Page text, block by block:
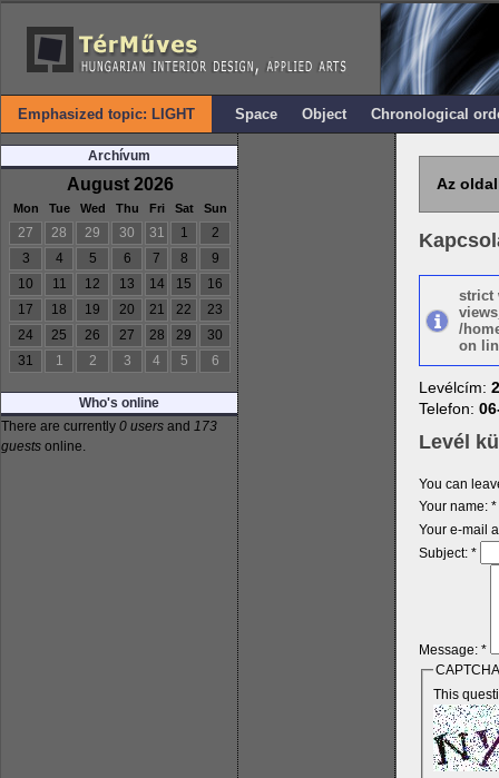
Emphasized topic: LIGHT Space Object Chronological
Archívum
August 2026
Mon Tue Wed Thu Fri Sat Sun
27 28 29 30 31 1
2
3
4 5 6 7 8
9
10
11 12 13 14 15
16
17
18 19 20 21 22
23
24
25 26 27 28 29
30
31
1 2 3 4 5 6
Who's online
There are currently 0 users and 173
guests online.
Az
strict
/
on
Levélcím:
Telefon:
Levél
You can
Your name: *
Your e-mail
Subject: *
Message: *
This